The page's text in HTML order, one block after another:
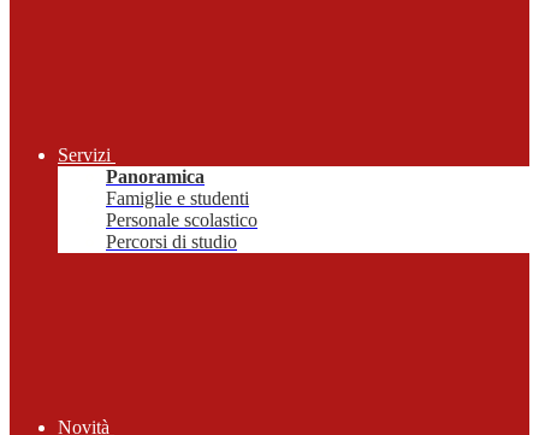
Servizi
Panoramica
Famiglie e studenti
Personale scolastico
Percorsi di studio
Novità